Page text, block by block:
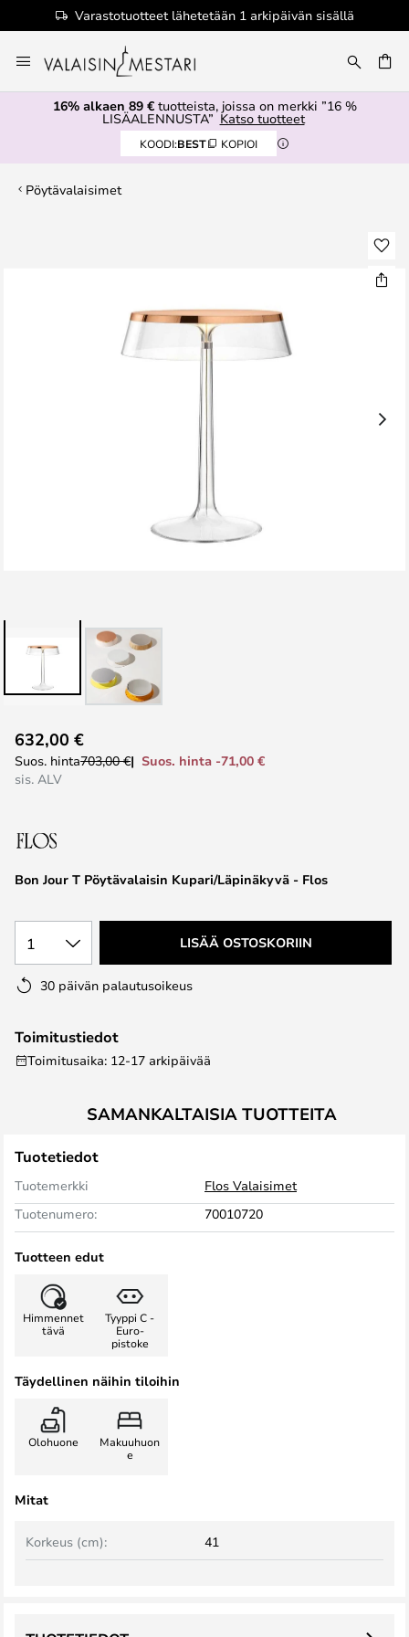
Varastotuotteet lähetetään 1 arkipäivän sisällä
to
Content
16% alkaen 89 €tuotteista, joissa on merkki ”16 %
LISÄALENNUSTA” Katso tuotteet
KOODI:BEST KOPIOI
Pöytävalaisimet
to
the
the
gallery
Bon Jour T Pöytävalaisin Kupari/Läpinäkyvä - Flos
632,00 €
Suos. hinta703,00 €
Suos. hinta -71,00 €
sis. ALV
1 LISÄÄ OSTOSKORIIN
30 päivän palautusoikeus
Toimitustiedot
Toimitusaika: 12-17 arkipäivää
SAMANKALTAISIA TUOTTEITA
Tuotetiedot
Tuotemerkki
Flos Valaisimet
Tuotenumero:
70010720
Tuotteen edut
Himmennet
tävä
Tyyppi C -
Euro-
pistoke
Täydellinen näihin tiloihin
Olohuone
Makuuhuon
e
Mitat
Korkeus (cm): 41